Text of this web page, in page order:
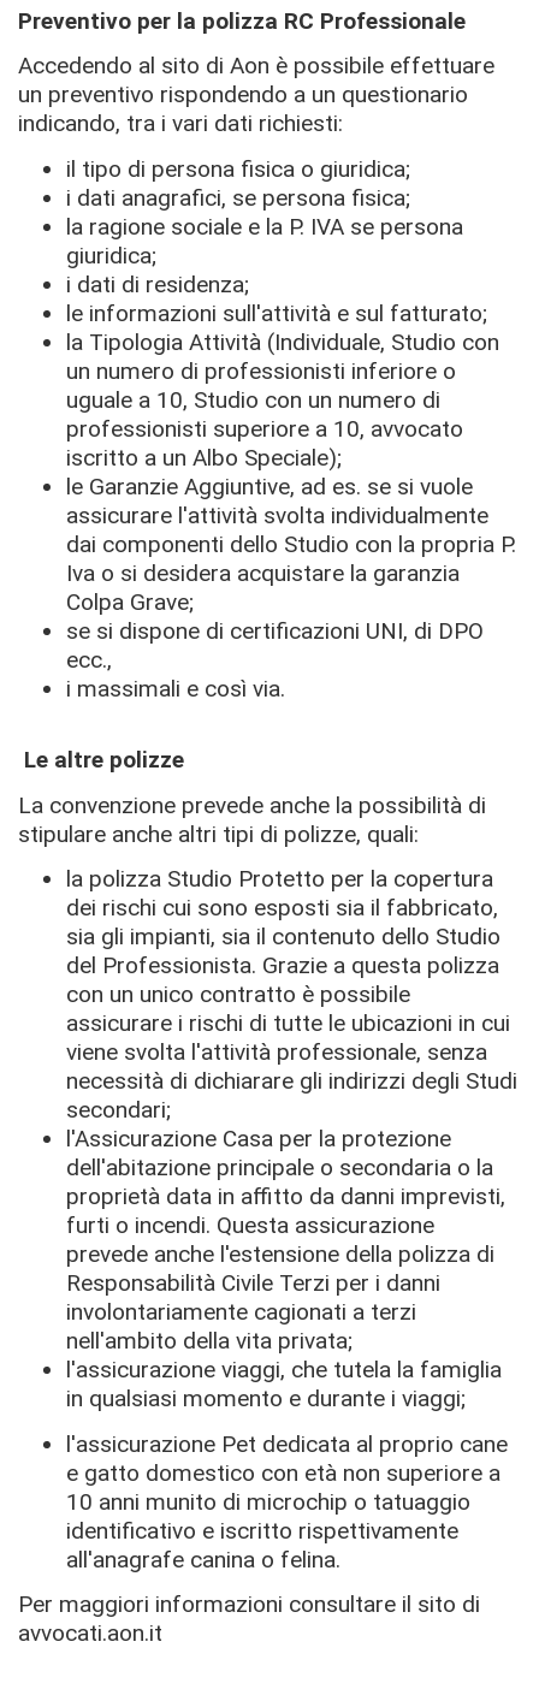
Preventivo per la polizza RC Professionale
Accedendo al sito di Aon è possibile effettuare
un preventivo rispondendo a un questionario
indicando, tra i vari dati richiesti:
il tipo di persona fisica o giuridica;
i dati anagrafici, se persona fisica;
la ragione sociale e la P. IVA se persona
giuridica;
i dati di residenza;
le informazioni sull'attività e sul fatturato;
la Tipologia Attività (Individuale, Studio con
un numero di professionisti inferiore o
uguale a 10, Studio con un numero di
professionisti superiore a 10, avvocato
iscritto a un Albo Speciale);
le Garanzie Aggiuntive, ad es. se si vuole
assicurare l'attività svolta individualmente
dai componenti dello Studio con la propria P.
Iva o si desidera acquistare la garanzia
Colpa Grave;
se si dispone di certificazioni UNI, di DPO
ecc.,
i massimali e così via.
Le altre polizze
La convenzione prevede anche la possibilità di
stipulare anche altri tipi di polizze, quali:
la polizza Studio Protetto per la copertura
dei rischi cui sono esposti sia il fabbricato,
sia gli impianti, sia il contenuto dello Studio
del Professionista. Grazie a questa polizza
con un unico contratto è possibile
assicurare i rischi di tutte le ubicazioni in cui
viene svolta l'attività professionale, senza
necessità di dichiarare gli indirizzi degli Studi
secondari;
l'Assicurazione Casa per la protezione
dell'abitazione principale o secondaria o la
proprietà data in affitto da danni imprevisti,
furti o incendi. Questa assicurazione
prevede anche l'estensione della polizza di
Responsabilità Civile Terzi per i danni
involontariamente cagionati a terzi
nell'ambito della vita privata;
l'assicurazione viaggi, che tutela la famiglia
in qualsiasi momento e durante i viaggi;
l'assicurazione Pet dedicata al proprio cane
e gatto domestico con età non superiore a
10 anni munito di microchip o tatuaggio
identificativo e iscritto rispettivamente
all'anagrafe canina o felina.
Per maggiori informazioni consultare il sito di
avvocati.aon.it